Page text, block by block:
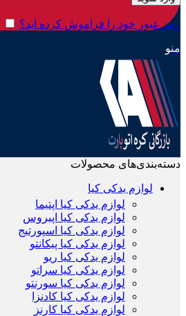
رمز عبور خود را فراموش کرده اید؟
منو
دسته‌بندی‌های محصولات
لوازم یدکی کیا
لوازم یدکی کیا اپتیما
لوازم یدکی کیا اپیروس
لوازم یدکی کیا اسپورتیج
لوازم یدکی کیا پیکانتو
لوازم یدکی کیا ریو
لوازم یدکی کیا سراتو
لوازم یدکی کیا سورنتو
لوازم یدکی کیا کادنزا
لوازم یدکی کیا کارنز